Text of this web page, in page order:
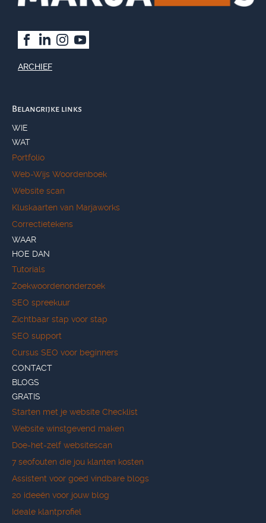
ARCHIEF
Belangrijke links
WIE
WAT
Portfolio
Web-Wijs Woordenboek
Website scan
Kluskaarten van Marjaworks
Correctietekens
WAAR
HOE DAN
Tutorials
Zoekwoordenonderzoek
SEO spreekuur
Zichtbaar stap voor stap
SEO support
Cursus SEO voor beginners
CONTACT
BLOGS
GRATIS
Starten met je website Checklist
Website winstgevend maken
Doe-het-zelf websitescan
7 seofouten die jou klanten kosten
Assistent voor goed vindbare blogs
20 ideeën voor jouw blog
Ideale klantprofiel